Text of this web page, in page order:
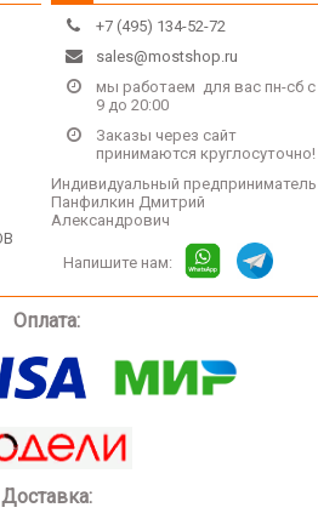
+7 (495) 134-52-72
sales@mostshop.ru
мы работаем для вас пн-сб с
9 до 20:00
Заказы через сайт
принимаются круглосуточно!
Индивидуальный предприниматель
Панфилкин Дмитрий
Александрович
Напишите нам:
Оплата:
Доставка: